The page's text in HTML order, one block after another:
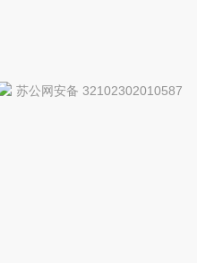
苏公网安备 32102302010587